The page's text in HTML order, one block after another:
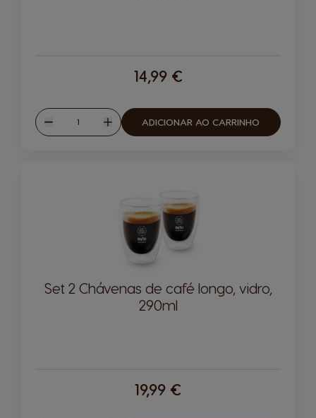
14,99 €
Reduzir
Quantidade
Aumentar
ADICIONAR AO CARRINHO
Set 2 Chávenas de café longo, vidro,
290ml
19,99 €